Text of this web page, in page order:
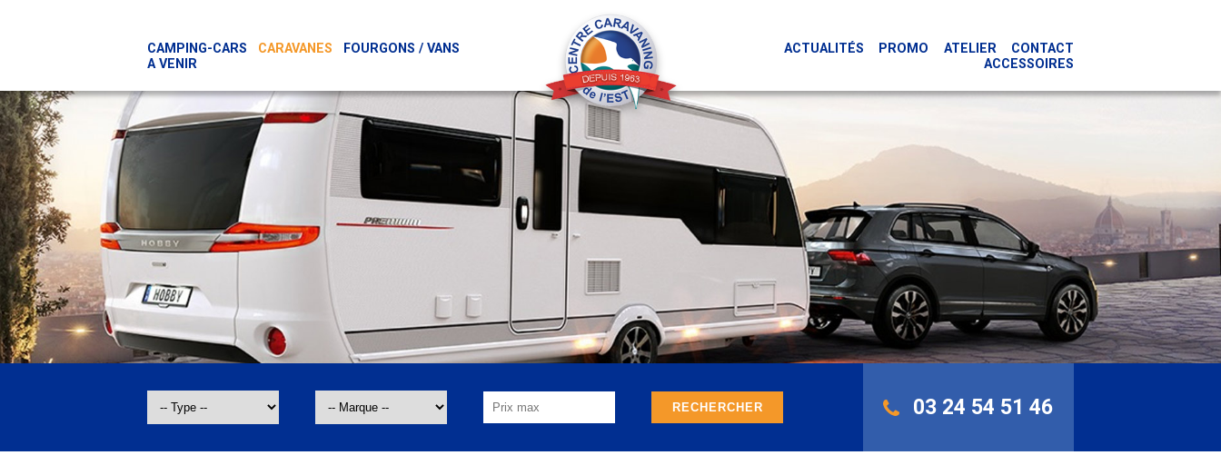
CAMPING-CARS CARAVANES
FOURGONS / VANS
A VENIR
ACTUALITÉS PROMO ATELIER
CONTACT
ACCESSOIRES
03 24 54 51 46